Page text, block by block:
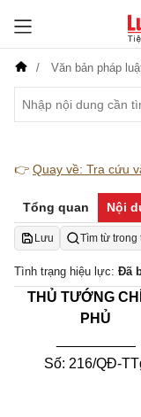
Văn bản pháp
👉 Quay về: Tra cứu
Tổng quan Nội
Lưu Tìm từ trong
Tình trạng hiệu lực: Đã
THỦ TƯỚNG
PHỦ
Số: 216/QĐ-